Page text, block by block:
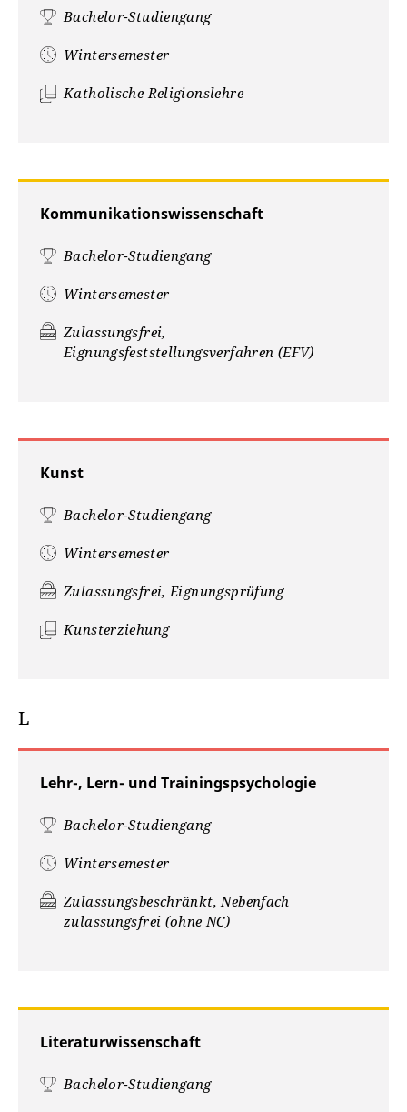
Bachelor-Studiengang
Wintersemester
Katholische Religionslehre
Kommunikationswissenschaft
Bachelor-Studiengang
Wintersemester
Zulassungsfrei,
Eignungsfeststellungsverfahren (EFV)
Kunst
Bachelor-Studiengang
Wintersemester
Zulassungsfrei, Eignungsprüfung
Kunsterziehung
L
Lehr-, Lern- und Trainingspsychologie
Bachelor-Studiengang
Wintersemester
Zulassungsbeschränkt, Nebenfach
zulassungsfrei (ohne NC)
Literaturwissenschaft
Bachelor-Studiengang